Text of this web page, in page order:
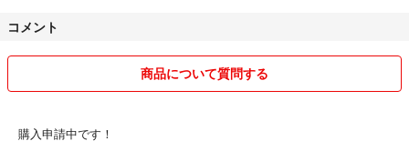
コメント
商品について質問する
購入申請中です！